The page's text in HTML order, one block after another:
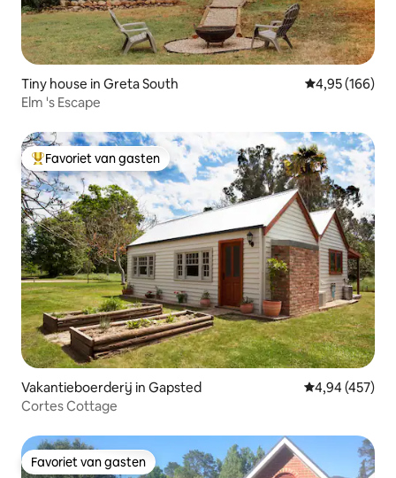
Tiny house in Greta South Gemiddelde
4,95 (166)
Elm 's Escape
Topfavoriet van gasten
Favoriet van gasten
Vakantieboerderij in Gapsted Gemiddelde
4,94 (457)
Cortes Cottage
Favoriet van gasten
Favoriet van gasten